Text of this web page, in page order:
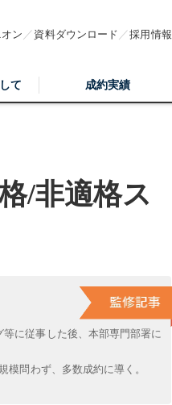
ン 資料ダウンロード 採用情報
て 成約実績
/非適格ス
に従事した後、本部専門部署に
問わず、多数成約に導く。